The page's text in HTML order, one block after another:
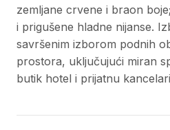
zemljane crvene i braon
i prigušene hladne nijanse.
savršenim izborom podnih
prostora, uključujući miran
butik hotel i prijatnu